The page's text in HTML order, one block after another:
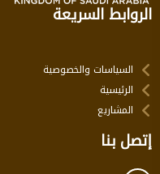
الروابط السريعة
السياسات والخصوصية
الرئيسية
المشاريع
إتصل بنا